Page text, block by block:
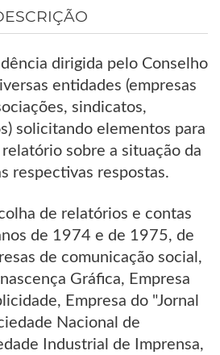
dirigida pelo Conselho
entidades (empresas
sindicatos,
solicitando elementos para
sobre a situação da
respectivas respostas.
de relatórios e contas
de 1974 e de 1975, de
de comunicação social,
Gráfica, Empresa
Empresa do "Jornal
Nacional de
Industrial de Imprensa,